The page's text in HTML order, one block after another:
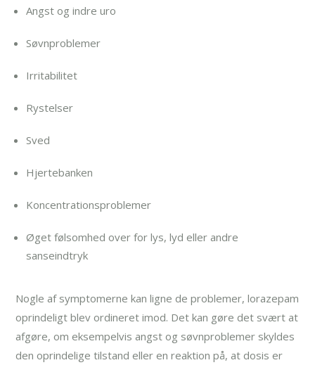
Angst og indre uro
Søvnproblemer
Irritabilitet
Rystelser
Sved
Hjertebanken
Koncentrationsproblemer
Øget følsomhed over for lys, lyd eller andre
sanseindtryk
Nogle af symptomerne kan ligne de problemer, lorazepam
oprindeligt blev ordineret imod. Det kan gøre det svært at
afgøre, om eksempelvis angst og søvnproblemer skyldes
den oprindelige tilstand eller en reaktion på, at dosis er